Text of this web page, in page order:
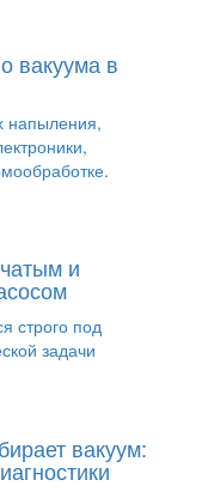
вакуума в
напыления,
и
строго под
задачи
вакуум: